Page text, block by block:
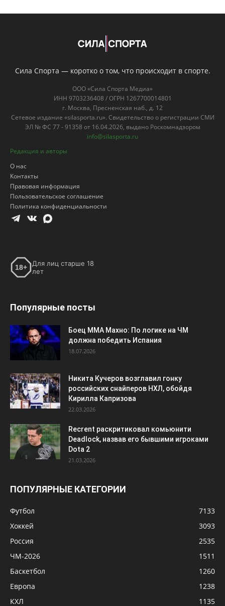
Сила Спорта — коротко о том, что происходит в спорте.
ООО «Сила Спорта Медиа»
ИНН 9703236408 / ОГРН 1267700014801
г. Москва, Пресненская наб., д. 12
Сетевое издание «silasporta.ru». Свидетельство о регистрации СМИ
ЭЛ № ФС 77 - 91358 от 16.04.2026, выдано Роскомнадзором
info@silasporta.ru
Редакция и авторы
О нас
Контакты
Правовая информация
Пользовательское соглашение
Политика конфиденциальности
18+
Для лиц старше 18
лет
Популярные посты
Боец ММА Махно: По логике на ЧМ
должна победить Испания
18.07.2026
Никита Кучеров возглавил гонку
российских снайперов НХЛ, обойдя
Кирилла Капризова
22.03.2026
Recrent раскритиковал комьюнити
Deadlock, назвав его бывшими игроками
Dota 2
21.03.2026
ПОПУЛЯРНЫЕ КАТЕГОРИИ
Футбол
7133
Хоккей
3093
Россия
2535
ЧМ-2026
1511
Баскетбол
1260
Европа
1238
КХЛ
1135